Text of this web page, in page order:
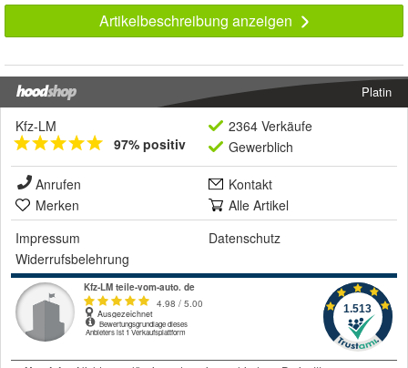
Artikelbeschreibung anzeigen
Platin
Kfz-LM
97% positiv
2364 Verkäufe
Gewerblich
Anrufen
Kontakt
Merken
Alle Artikel
Impressum
Datenschutz
Widerrufsbelehrung